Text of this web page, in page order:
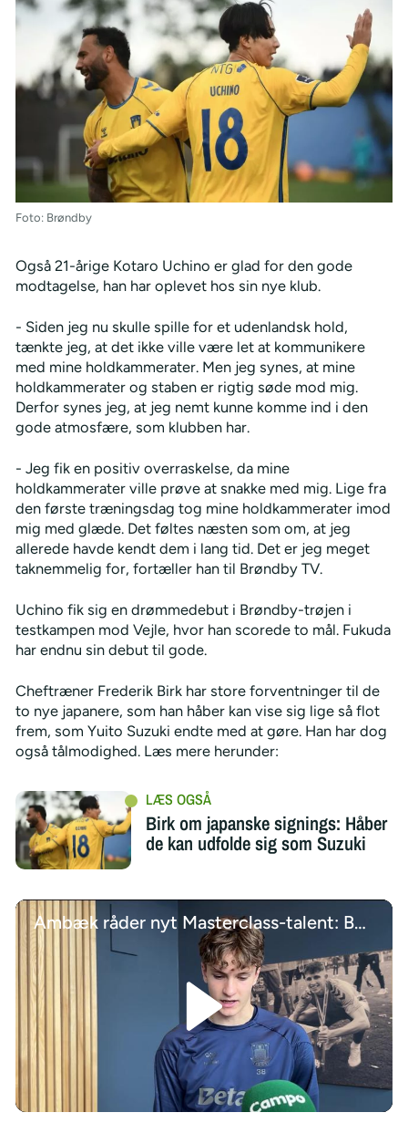
Foto: Brøndby
Også 21-årige Kotaro Uchino er glad for den gode
modtagelse, han har oplevet hos sin nye klub.
- Siden jeg nu skulle spille for et udenlandsk hold,
tænkte jeg, at det ikke ville være let at kommunikere
med mine holdkammerater. Men jeg synes, at mine
holdkammerater og staben er rigtig søde mod mig.
Derfor synes jeg, at jeg nemt kunne komme ind i den
gode atmosfære, som klubben har.
- Jeg fik en positiv overraskelse, da mine
holdkammerater ville prøve at snakke med mig. Lige fra
den første træningsdag tog mine holdkammerater imod
mig med glæde. Det føltes næsten som om, at jeg
allerede havde kendt dem i lang tid. Det er jeg meget
taknemmelig for, fortæller han til Brøndby TV.
Uchino fik sig en drømmedebut i Brøndby-trøjen i
testkampen mod Vejle, hvor han scorede to mål. Fukuda
har endnu sin debut til gode.
Cheftræner Frederik Birk har store forventninger til de
to nye japanere, som han håber kan vise sig lige så flot
frem, som Yuito Suzuki endte med at gøre. Han har dog
også tålmodighed. Læs mere herunder:
Birk om japanske signings: Håber
de kan udfolde sig som Suzuki
Ambæk råder nyt Masterclass-talent: Begge ben på jorden
/